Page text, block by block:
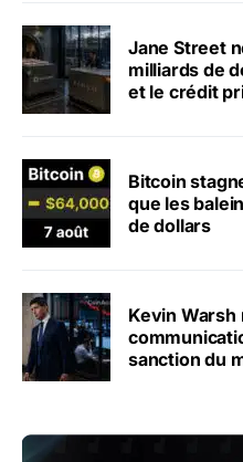
Jane Street
milliards de
et le crédit
Bitcoin
que les
de dollars
Kevin Warsh
sanction du